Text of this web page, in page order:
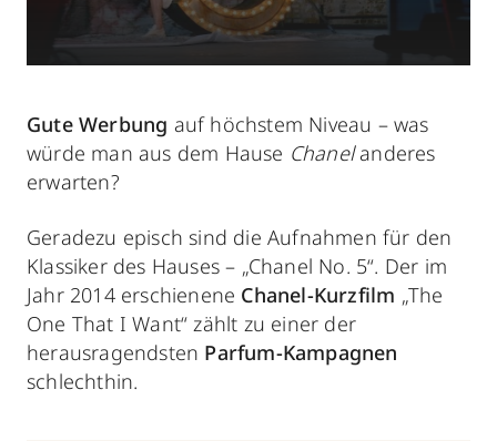
Gute Werbung auf höchstem Niveau – was
würde man aus dem Hause Chanelanderes
erwarten?
Geradezu episch sind die Aufnahmen für den
Klassiker des Hauses – „Chanel No. 5“. Der im
Jahr 2014 erschienene Chanel-Kurzfilm „The
One That I Want“ zählt zu einer der
herausragendsten Parfum-Kampagnen
schlechthin.